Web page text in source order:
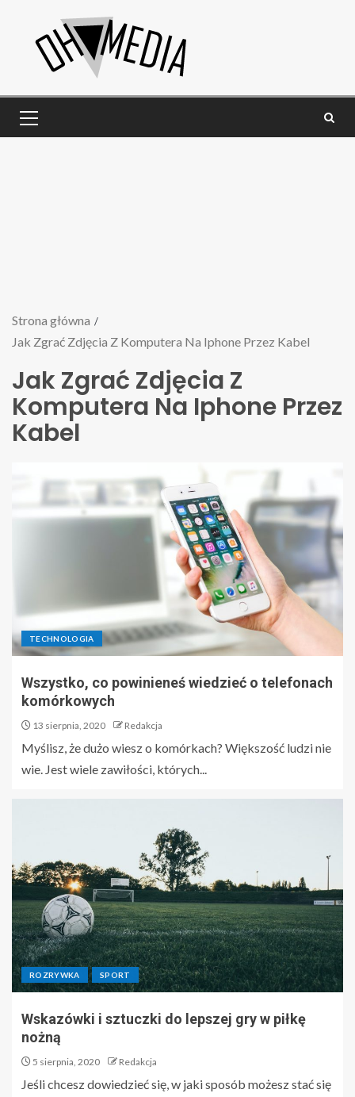
Strona główna
Jak Zgrać Zdjęcia Z Komputera Na Iphone Przez Kabel
Jak Zgrać Zdjęcia Z
Komputera Na Iphone Przez
Kabel
TECHNOLOGIA
Wszystko, co powinieneś wiedzieć o telefonach
komórkowych
13 sierpnia, 2020 Redakcja
Myślisz, że dużo wiesz o komórkach? Większość ludzi nie
wie. Jest wiele zawiłości, których...
ROZRYWKA SPORT
Wskazówki i sztuczki do lepszej gry w piłkę
nożną
5 sierpnia, 2020 Redakcja
Jeśli chcesz dowiedzieć się, w jaki sposób możesz stać się